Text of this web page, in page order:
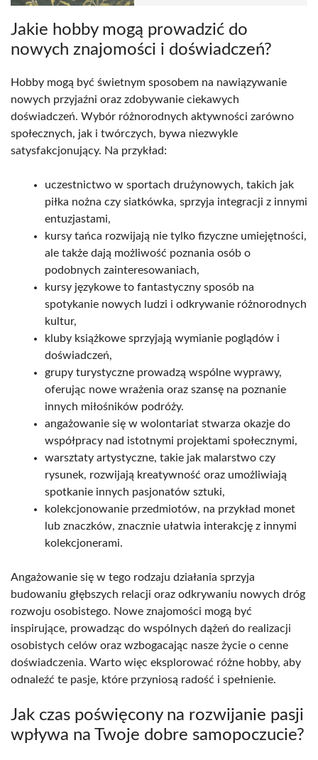
Jakie hobby mogą prowadzić do
nowych znajomości i doświadczeń?
Hobby mogą być świetnym sposobem na nawiązywanie
nowych przyjaźni oraz zdobywanie ciekawych
doświadczeń. Wybór różnorodnych aktywności zarówno
społecznych, jak i twórczych, bywa niezwykle
satysfakcjonujący. Na przykład:
uczestnictwo w sportach drużynowych, takich jak
piłka nożna czy siatkówka, sprzyja integracji z innymi
entuzjastami,
kursy tańca rozwijają nie tylko fizyczne umiejętności,
ale także dają możliwość poznania osób o
podobnych zainteresowaniach,
kursy językowe to fantastyczny sposób na
spotykanie nowych ludzi i odkrywanie różnorodnych
kultur,
kluby książkowe sprzyjają wymianie poglądów i
doświadczeń,
grupy turystyczne prowadzą wspólne wyprawy,
oferując nowe wrażenia oraz szansę na poznanie
innych miłośników podróży.
angażowanie się w wolontariat stwarza okazje do
współpracy nad istotnymi projektami społecznymi,
warsztaty artystyczne, takie jak malarstwo czy
rysunek, rozwijają kreatywność oraz umożliwiają
spotkanie innych pasjonatów sztuki,
kolekcjonowanie przedmiotów, na przykład monet
lub znaczków, znacznie ułatwia interakcję z innymi
kolekcjonerami.
Angażowanie się w tego rodzaju działania sprzyja
budowaniu głębszych relacji oraz odkrywaniu nowych dróg
rozwoju osobistego. Nowe znajomości mogą być
inspirujące, prowadząc do wspólnych dążeń do realizacji
osobistych celów oraz wzbogacając nasze życie o cenne
doświadczenia. Warto więc eksplorować różne hobby, aby
odnaleźć te pasje, które przyniosą radość i spełnienie.
Jak czas poświęcony na rozwijanie pasji
wpływa na Twoje dobre samopoczucie?